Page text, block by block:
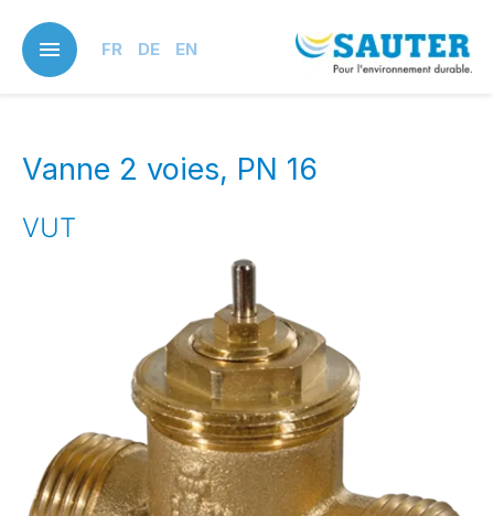
main
content
FR DE EN
Vanne 2 voies, PN 16
VUT